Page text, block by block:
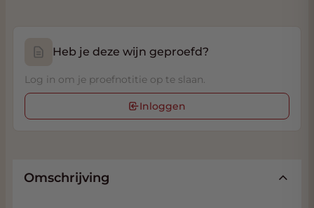
Heb je deze wijn geproefd?
Log in om je proefnotitie op te slaan.
Inloggen
Omschrijving